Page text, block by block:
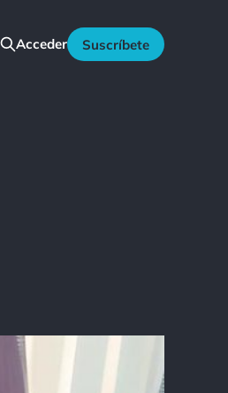
Acceder Suscríbete